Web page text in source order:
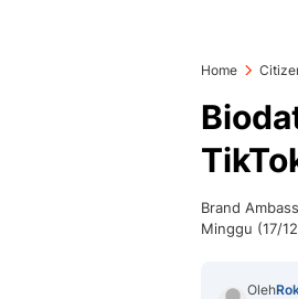
Home
Brand
Minggu (17/
Oleh